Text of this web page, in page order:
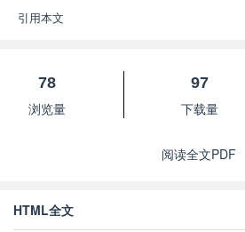
引用本文
78
浏览量
97
下载量
阅读全文PDF
HTML全文